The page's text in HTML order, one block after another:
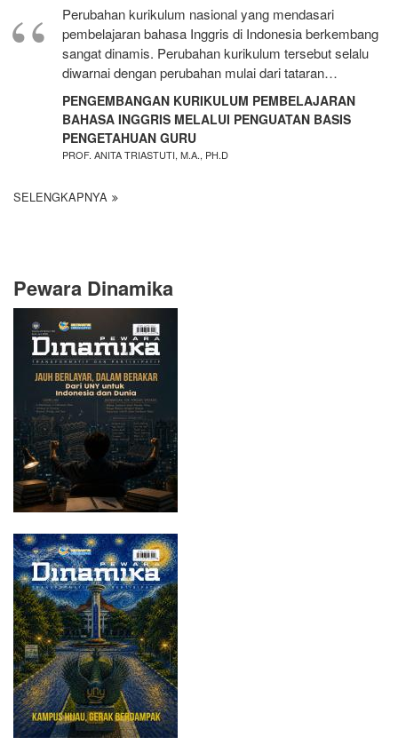
Perubahan kurikulum nasional yang mendasari
pembelajaran bahasa Inggris di Indonesia berkembang
sangat dinamis. Perubahan kurikulum tersebut selalu
diwarnai dengan perubahan mulai dari tataran…
PENGEMBANGAN KURIKULUM PEMBELAJARAN
BAHASA INGGRIS MELALUI PENGUATAN BASIS
PENGETAHUAN GURU
PROF. ANITA TRIASTUTI, M.A., PH.D
SELENGKAPNYA
Pewara Dinamika